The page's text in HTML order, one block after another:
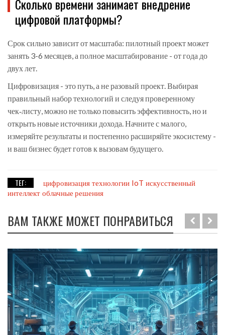
Сколько времени занимает внедрение
цифровой платформы?
Срок сильно зависит от масштаба: пилотный проект может
занять 3-6 месяцев, а полное масштабирование - от года до
двух лет.
Цифровизация - это путь, а не разовый проект. Выбирая
правильный набор технологий и следуя проверенному
чек‑листу, можно не только повысить эффективность, но и
открыть новые источники дохода. Начните с малого,
измеряйте результаты и постепенно расширяйте экосистему -
и ваш бизнес будет готов к вызовам будущего.
ТЕГ: цифровизация технологии IoT искусственный
интеллект облачные решения
ВАМ ТАКЖЕ МОЖЕТ ПОНРАВИТЬСЯ